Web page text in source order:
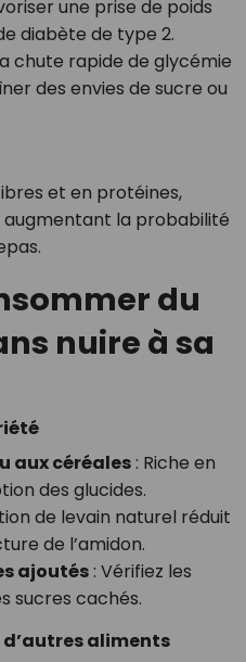
une prise de poids
diabète de type 2.
chute rapide de glycémie
des envies de sucre ou
et en protéines,
augmentant la probabilité
du
nuire à sa
aux céréales: Riche en
des glucides.
de levain naturel réduit
de l’amidon.
ajoutés: Vérifiez les
sucres cachés.
d’autres aliments